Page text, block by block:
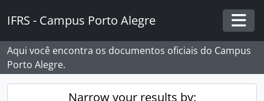
IFRS - Campus Porto Alegre
Aqui você encontra os documentos oficiais do Campus
Porto Alegre.
Narrow your results by: